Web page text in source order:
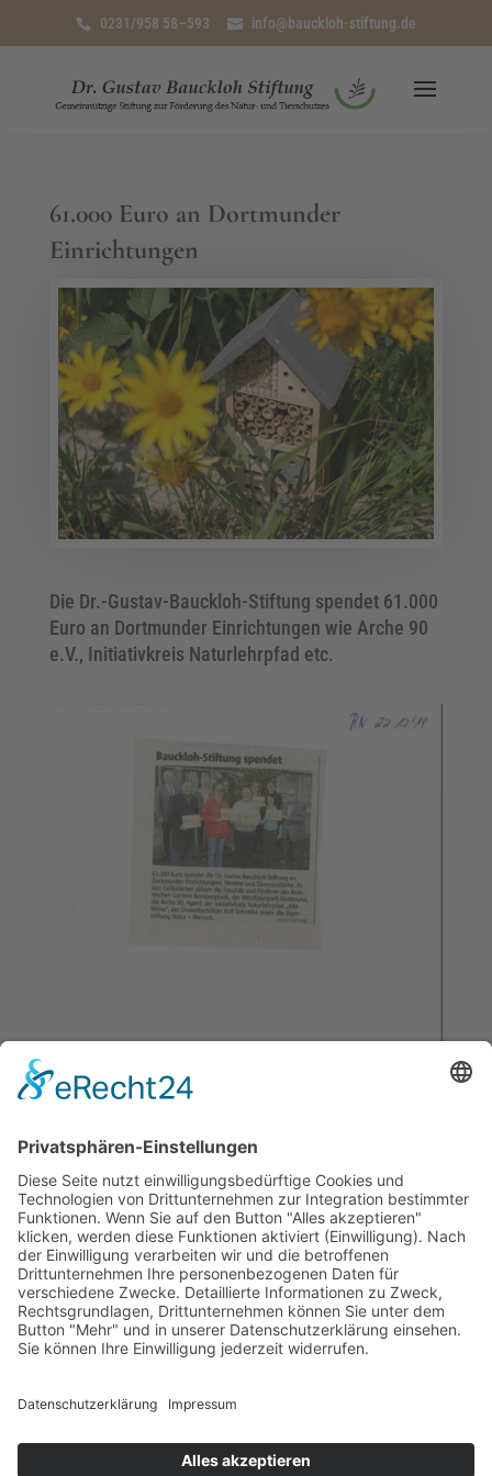
0231/958 58–593 info@bauckloh-stiftung.de
61.000 Euro an Dortmunder
Einrichtungen
Die Dr.-Gustav-Bauckloh-Stiftung spendet 61.000
Euro an Dortmunder Einrichtungen wie Arche 90
e.V., Initiativkreis Naturlehrpfad etc.